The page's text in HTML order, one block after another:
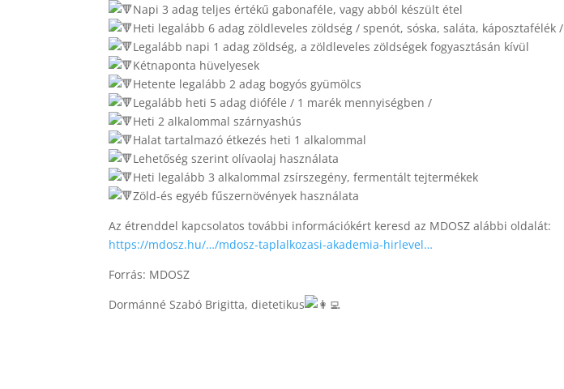
Napi 3 adag teljes értékű gabonaféle, vagy abból készült étel
Heti legalább 6 adag zöldleveles zöldség / spenót, sóska, saláta, káposztafélék /
Legalább napi 1 adag zöldség, a zöldleveles zöldségek fogyasztásán kívül
Kétnaponta hüvelyesek
Hetente legalább 2 adag bogyós gyümölcs
Legalább heti 5 adag dióféle / 1 marék mennyiségben /
Heti 2 alkalommal szárnyashús
Halat tartalmazó étkezés heti 1 alkalommal
Lehetőség szerint olívaolaj használata
Heti legalább 3 alkalommal zsírszegény, fermentált tejtermékek
Zöld-és egyéb fűszernövények használata
Az étrenddel kapcsolatos további információkért keresd az MDOSZ alábbi oldalát:
https://mdosz.hu/…/mdosz-taplalkozasi-akademia-hirlevel…
Forrás: MDOSZ
Dormánné Szabó Brigitta, dietetikus